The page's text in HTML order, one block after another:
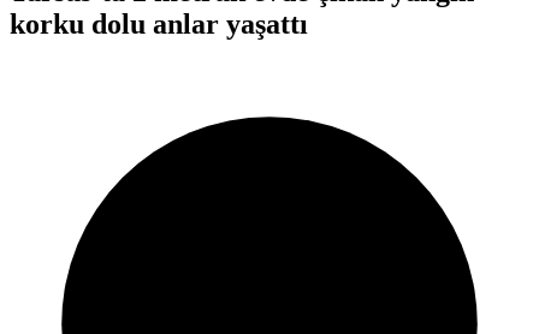
korku dolu anlar yaşattı